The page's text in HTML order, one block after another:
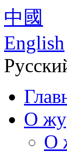
中國
English
О
О